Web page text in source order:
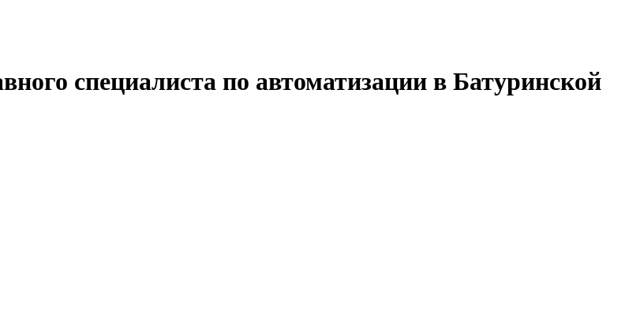
специалиста по автоматизации в Батуринской